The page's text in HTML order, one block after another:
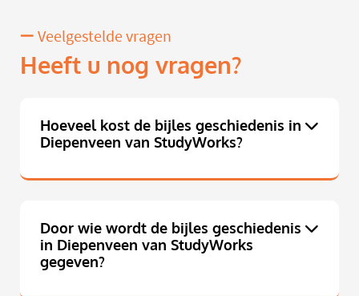
Veelgestelde vragen
Heeft u nog vragen?
Hoeveel kost de bijles geschiedenis in
Diepenveen van StudyWorks?
Door wie wordt de bijles geschiedenis
in Diepenveen van StudyWorks
gegeven?